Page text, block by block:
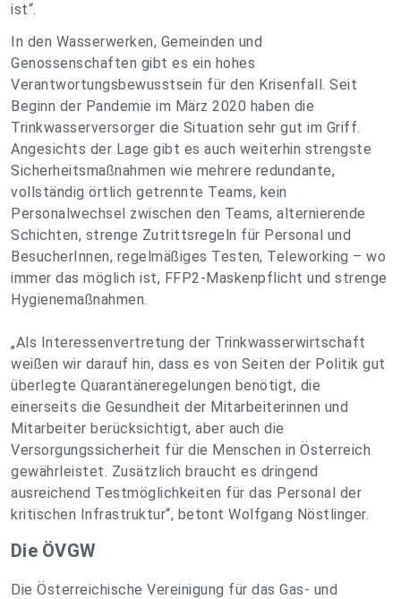
ist“.
In den Wasserwerken, Gemeinden und
Genossenschaften gibt es ein hohes
Verantwortungsbewusstsein für den Krisenfall. Seit
Beginn der Pandemie im März 2020 haben die
Trinkwasserversorger die Situation sehr gut im Griff.
Angesichts der Lage gibt es auch weiterhin strengste
Sicherheitsmaßnahmen wie mehrere redundante,
vollständig örtlich getrennte Teams, kein
Personalwechsel zwischen den Teams, alternierende
Schichten, strenge Zutrittsregeln für Personal und
BesucherInnen, regelmäßiges Testen, Teleworking – wo
immer das möglich ist, FFP2-Maskenpflicht und strenge
Hygienemaßnahmen.
„Als Interessenvertretung der Trinkwasserwirtschaft
weißen wir darauf hin, dass es von Seiten der Politik gut
überlegte Quarantäneregelungen benötigt, die
einerseits die Gesundheit der Mitarbeiterinnen und
Mitarbeiter berücksichtigt, aber auch die
Versorgungssicherheit für die Menschen in Österreich
gewährleistet. Zusätzlich braucht es dringend
ausreichend Testmöglichkeiten für das Personal der
kritischen Infrastruktur“, betont Wolfgang Nöstlinger.
Die ÖVGW
Die Österreichische Vereinigung für das Gas- und